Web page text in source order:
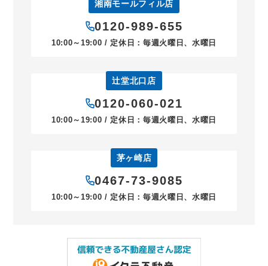
湘南モールフィル店
0120-989-655
10:00～19:00 / 定休日：毎週火曜日、水曜日
辻堂北口店
0120-060-021
10:00～19:00 / 定休日：毎週火曜日、水曜日
茅ヶ崎店
0467-73-9085
10:00～19:00 / 定休日：毎週火曜日、水曜日